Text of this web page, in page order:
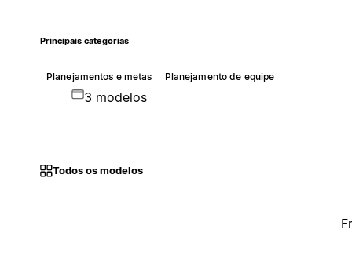
Principais categorias
Planejamentos e metas Planejamento de equipe
3 modelos
Todos os modelos